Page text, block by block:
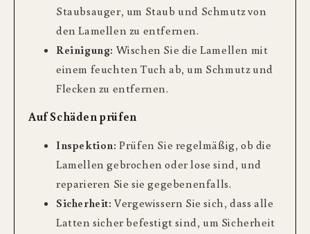
Staubsauger, um Staub und Schmutz von
den Lamellen zu entfernen.
Reinigung: Wischen Sie die Lamellen mit
einem feuchten Tuch ab, um Schmutz und
Flecken zu entfernen.
Auf Schäden prüfen
Inspektion: Prüfen Sie regelmäßig, ob die
Lamellen gebrochen oder lose sind, und
reparieren Sie sie gegebenenfalls.
Sicherheit: Vergewissern Sie sich, dass alle
Latten sicher befestigt sind, um Sicherheit